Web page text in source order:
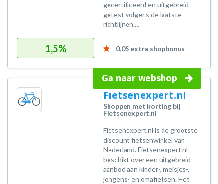
gecertificeerd en uitgebreid
getest volgens de laatste
richtlijnen....
1,5% 0,05 extra shopbonus
Ga naar webshop
Fietsenexpert.nl
Shoppen met korting bij
Fietsenexpert.nl
Fietsenexpert.nl is de grootste
discount fietsenwinkel van
Nederland. Fietsenexpert.nl
beschikt over een uitgebreid
aanbod aan kinder-, meisjes-,
jongens- en omafietsen. Het